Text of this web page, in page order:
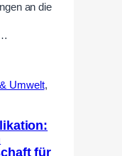
an die
Umwelt,
für